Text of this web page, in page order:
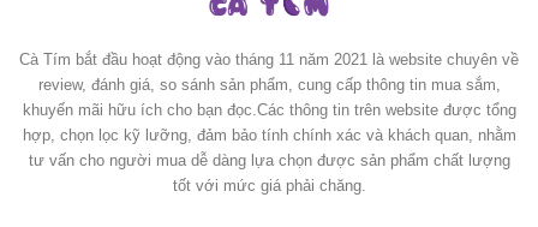
Cà Tím bắt đầu hoạt động vào tháng 11 năm 2021 là website chuyên về
review, đánh giá, so sánh sản phẩm, cung cấp thông tin mua sắm,
khuyến mãi hữu ích cho bạn đọc.Các thông tin trên website được tổng
hợp, chọn lọc kỹ lưỡng, đảm bảo tính chính xác và khách quan, nhằm
tư vấn cho người mua dễ dàng lựa chọn được sản phẩm chất lượng
tốt với mức giá phải chăng.